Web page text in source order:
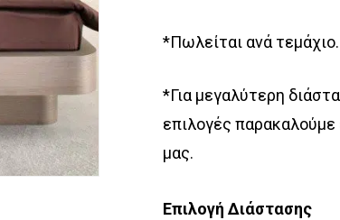
*Πωλείται ανά τεμάχιο.
*Για μεγαλύτερη
επιλογές παρακαλούμε
μας.
Επιλογή Διάστασης